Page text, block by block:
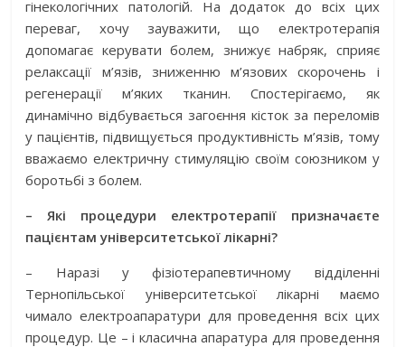
гінекологічних патологій. На додаток до всіх цих
переваг, хочу зауважити, що електротерапія
допомагає керувати болем, знижує набряк, сприяє
релаксації м’язів, зниженню м’язових скорочень і
регенерації м’яких тканин. Спостерігаємо, як
динамічно відбувається загоєння кісток за переломів
у пацієнтів, підвищується продуктивність м’язів, тому
вважаємо електричну стимуляцію своїм союзником у
боротьбі з болем.
– Які процедури електротерапії призначаєте
пацієнтам університетської лікарні?
– Наразі у фізіотерапевтичному відділенні
Тернопільської університетської лікарні маємо
чимало електроапаратури для проведення всіх цих
процедур. Це – і класична апаратура для проведення